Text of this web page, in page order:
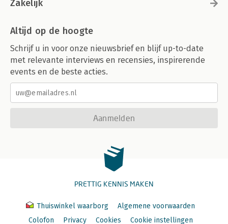
Zakelijk
Altijd op de hoogte
Schrijf u in voor onze nieuwsbrief en blijf up-to-date
met relevante interviews en recensies, inspirerende
events en de beste acties.
Aanmelden
PRETTIG KENNIS MAKEN
Thuiswinkel waarborg
Algemene voorwaarden
Colofon
Privacy Cookies Cookie instellingen